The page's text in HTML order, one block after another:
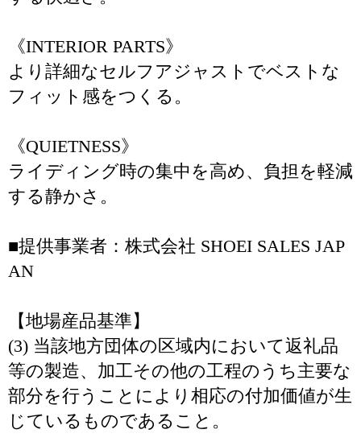
《INTERIOR PARTS》
より詳細なセルフアジャストでベストな
フィット感をつくる。
《QUIETNESS》
ライディング時の集中を高め、負担を軽減
する静かさ。
■提供事業者：株式会社 SHOEI SALES JAP
AN
【地場産品基準】
(3) 当該地方団体の区域内において返礼品
等の製造、加工その他の工程のうち主要な
部分を行うことにより相応の付加価値が生
じているものであること。